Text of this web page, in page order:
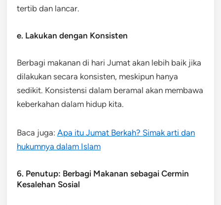
tertib dan lancar.
e. Lakukan dengan Konsisten
Berbagi makanan di hari Jumat akan lebih baik jika
dilakukan secara konsisten, meskipun hanya
sedikit. Konsistensi dalam beramal akan membawa
keberkahan dalam hidup kita.
Baca juga: Apa itu Jumat Berkah? Simak arti dan
hukumnya dalam Islam
6. Penutup: Berbagi Makanan sebagai Cermin
Kesalehan Sosial